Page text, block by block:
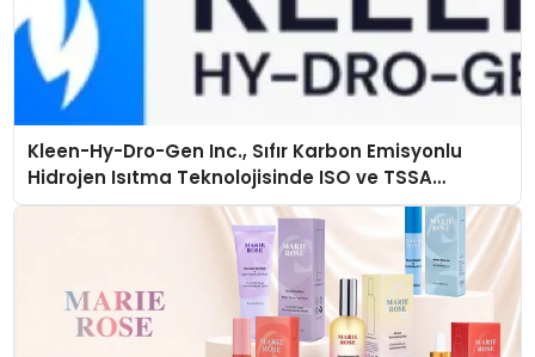
Kleen-Hy-Dro-Gen Inc., Sıfır Karbon Emisyonlu
Hidrojen Isıtma Teknolojisinde ISO ve TSSA
Düzenleyici Onaylarını Aldı